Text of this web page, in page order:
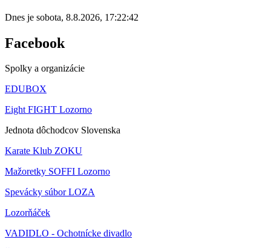
Dnes je sobota, 8.8.2026, 17:22:42
Facebook
Spolky a organizácie
EDUBOX
Eight FIGHT Lozorno
Jednota dôchodcov Slovenska
Karate Klub ZOKU
Mažoretky SOFFI Lozorno
Spevácky súbor LOZA
Lozorňáček
VADIDLO - Ochotnícke divadlo